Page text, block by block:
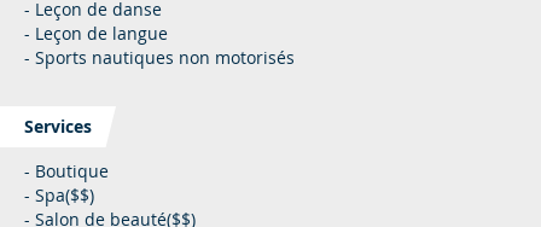
- Leçon de danse
- Leçon de langue
- Sports nautiques non motorisés
Services
- Boutique
- Spa($$)
- Salon de beauté($$)